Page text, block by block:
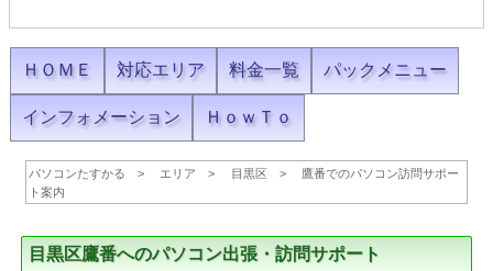
ＨＯＭＥ 対応エリア 料金一覧 パックメニュー
インフォメーション ＨｏｗＴｏ
パソコンたすかる エリア 目黒区
鷹番でのパソコン訪問サポー
ト案内
目黒区鷹番へのパソコン出張・訪問サポート